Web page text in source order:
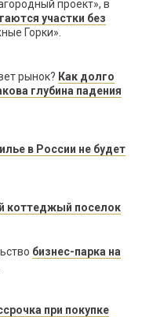
проект», в
участки без
Горки».
рынок? Как долго
глубина падения
в России не будет
коттеджый поселок
бизнес-парка на
при покупке